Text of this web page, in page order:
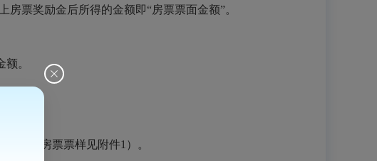
票奖励金后所得的金额即“房票票面金额”。
。
等（房票票样见附件1）。